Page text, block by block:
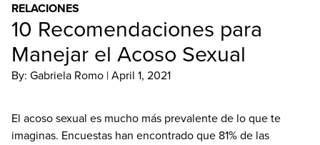
salud
y
en
general.
tu
cuerpo.
RELACIONES
10 Recomendaciones para
Manejar el Acoso Sexual
By: Gabriela Romo | April 1, 2021
El acoso sexual es mucho más prevalente de lo que te
imaginas. Encuestas han encontrado que 81% de las